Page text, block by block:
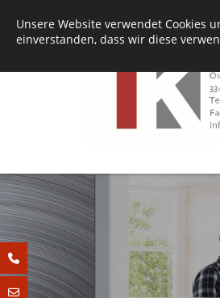
Unsere Website verwendet Cookies
einverstanden, dass wir diese